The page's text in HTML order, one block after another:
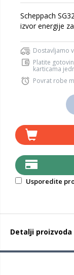
Scheppach
izvor energije
Dostavljamo
Platite
karticama
Povrat robe
Usporedite
Detalji proizvoda